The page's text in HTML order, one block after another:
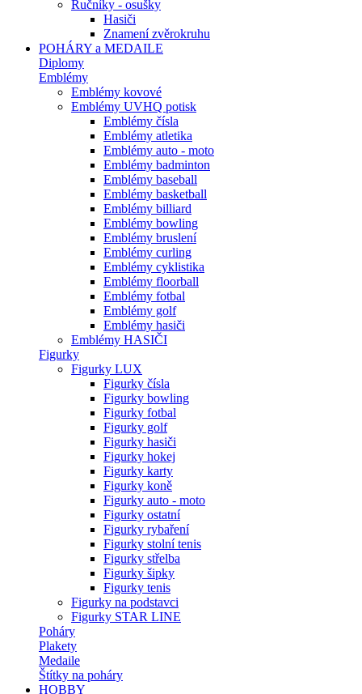
Ručníky - osušky
Hasiči
Znamení zvěrokruhu
POHÁRY a MEDAILE
Diplomy
Emblémy
Emblémy kovové
Emblémy UVHQ potisk
Emblémy čísla
Emblémy atletika
Emblémy auto - moto
Emblémy badminton
Emblémy baseball
Emblémy basketball
Emblémy billiard
Emblémy bowling
Emblémy bruslení
Emblémy curling
Emblémy cyklistika
Emblémy floorball
Emblémy fotbal
Emblémy golf
Emblémy hasiči
Emblémy HASIČI
Figurky
Figurky LUX
Figurky čísla
Figurky bowling
Figurky fotbal
Figurky golf
Figurky hasiči
Figurky hokej
Figurky karty
Figurky koně
Figurky auto - moto
Figurky ostatní
Figurky rybaření
Figurky stolní tenis
Figurky střelba
Figurky šipky
Figurky tenis
Figurky na podstavci
Figurky STAR LINE
Poháry
Plakety
Medaile
Štítky na poháry
HOBBY